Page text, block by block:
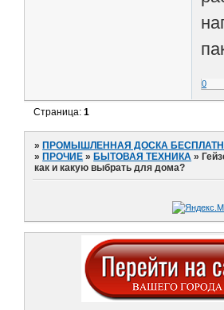
0
Страница:1
»ПРОМЫШЛЕННАЯ ДОСКА
»ПРОЧИЕ »БЫТОВАЯ ТЕХНИКА »
как и какую выбрать для дома?